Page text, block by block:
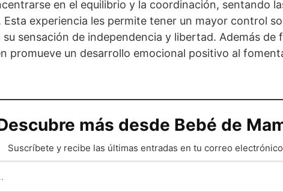
en el equilibrio y la coordinación, sentando
Esta experiencia les permite tener un mayor control
sensación de independencia y libertad. Además
promueve un desarrollo emocional positivo al
más desde Bebé de
Suscríbete y recibe las últimas entradas en tu correo